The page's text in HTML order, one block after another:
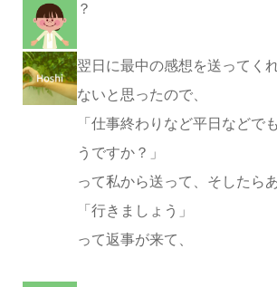
？
翌日に最中の感想を送ってく
ないと思ったので、
「仕事終わりなど平日などで
うですか？」
って私から送って、そしたら
「行きましょう」
って返事が来て、